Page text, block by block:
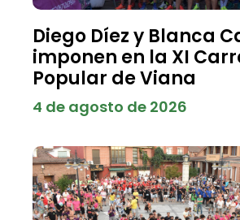
Diego Díez y Blanca
imponen en la XI
Popular de Viana
4 de agosto de 2026